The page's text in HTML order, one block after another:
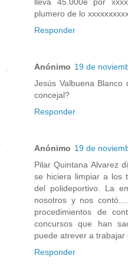
lleva 45.000e por
plumero de lo
Responder
Anónimo 19 de
Jesús Valbuena
concejal?
Responder
Anónimo 19 de
Pilar Quintana Alvarez
se hiciera limpiar a los
del polideportivo. La
nosotros y nos
procedimientos de
concursos que han
puede atrever a
Responder